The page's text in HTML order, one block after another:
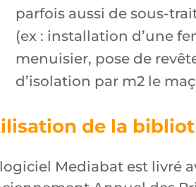
parfois aussi de sous-
(ex : installation d’une
menuisier, pose de
d’isolation par m2 le
de la
Mediabat est livré